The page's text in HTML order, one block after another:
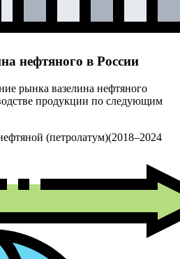
нефтяного в России
рынка вазелина нефтяного
продукции по следующим
(петролатум)(2018–2024